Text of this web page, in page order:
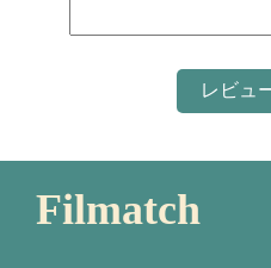
Filmatch